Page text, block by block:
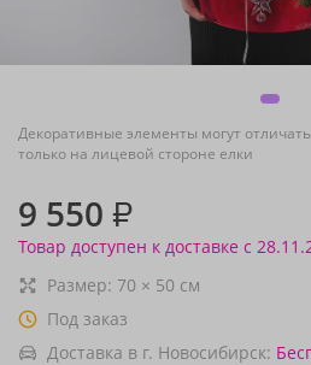
Декоративные элементы могут
только на лицевой стороне елки
9 550 ₽
Товар доступен к доставке с
Размер: 70 × 50 см
Под заказ
Доставка в г. Новосибирск: